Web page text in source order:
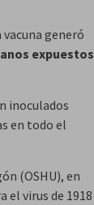
generó
expuestos
inoculados
en todo el
(OSHU), en
el virus de 1918